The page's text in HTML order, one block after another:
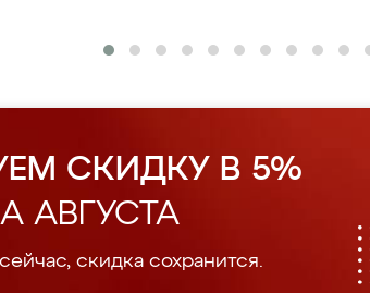
СКИДКУ В 5%
АВГУСТА
скидка сохранится.